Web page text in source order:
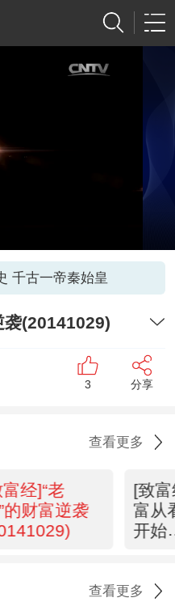
千古一帝秦始皇
袭(20141029)
3 分享
查看更多
经]“老
的财富逆袭
[致
富从
开始
查看更多